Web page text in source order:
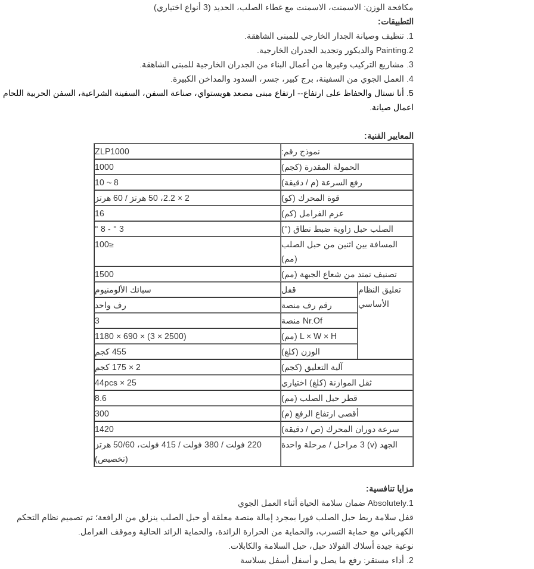
مكافحة الوزن: الاسمنت، الاسمنت مع غطاء الصلب، الحديد (3 أنواع اختياري)
التطبيقات:
1. تنظيف وصيانة الجدار الخارجي للمبنى الشاهقة.
2.Painting والديكور وتجديد الجدران الخارجية.
3. مشاريع التركيب وغيرها من أعمال البناء من الجدران الخارجية للمبنى الشاهقة.
4. العمل الجوي من السفينة، برج كبير، جسر، السدود والمداخن الكبيرة.
5. أنا
نستال والحفاظ على ارتفاع-- ارتفاع مبنى مصعد هويستواي، صناعة السفن، السفينة الشراعية، السفن الحربية اللحام
اعمال صيانة.
المعايير الفنية:
نموذج رقم:
ZLP1000
الحمولة المقدرة (كجم)
1000
رفع السرعة (م / دقيقة)
8 ~ 10
قوة المحرك (كو)
2 × 2.2، 50 هرتز / 60 هرتز
عزم الفرامل (كم)
16
الصلب حبل زاوية ضبط نطاق (°)
3 ° - 8 °
المسافة بين اثنين من حبل الصلب
(مم)
≤100
تصنيف تمتد من شعاع الجبهة (مم)
1500
تعليق النظام
الأساسي
قفل
سبائك الألومنيوم
رقم رف منصة
رف واحد
Nr.Of منصة
3
L × W × H (مم)
(2500 × 3) × 690 × 1180
الوزن (كلغ)
455 كجم
آلية التعليق (كجم)
2 × 175 كجم
ثقل الموازنة (كلغ) اختياري
25 × 44pcs
قطر حبل الصلب (مم)
8.6
أقصى ارتفاع الرفع (م)
300
سرعة دوران المحرك (ص / دقيقة)
1420
الجهد (v) 3 مراحل / مرحلة واحدة
220 فولت / 380 فولت / 415 فولت، 50/60 هرتز
(تخصيص)
مزايا تنافسية:
1.Absolutely ضمان سلامة الحياة أثناء العمل الجوي
قفل سلامة ربط حبل الصلب فورا بمجرد إمالة منصة معلقة أو حبل الصلب ينزلق من الرافعة؛ تم تصميم نظام التحكم
الكهربائي مع حماية التسرب، والحماية من الحرارة الزائدة، والحماية الزائد الحالية وموقف الفرامل.
نوعية جيدة أسلاك الفولاذ حبل، حبل السلامة والكابلات.
2. أداء مستقر: رفع ما يصل و أسفل أسفل بسلاسة